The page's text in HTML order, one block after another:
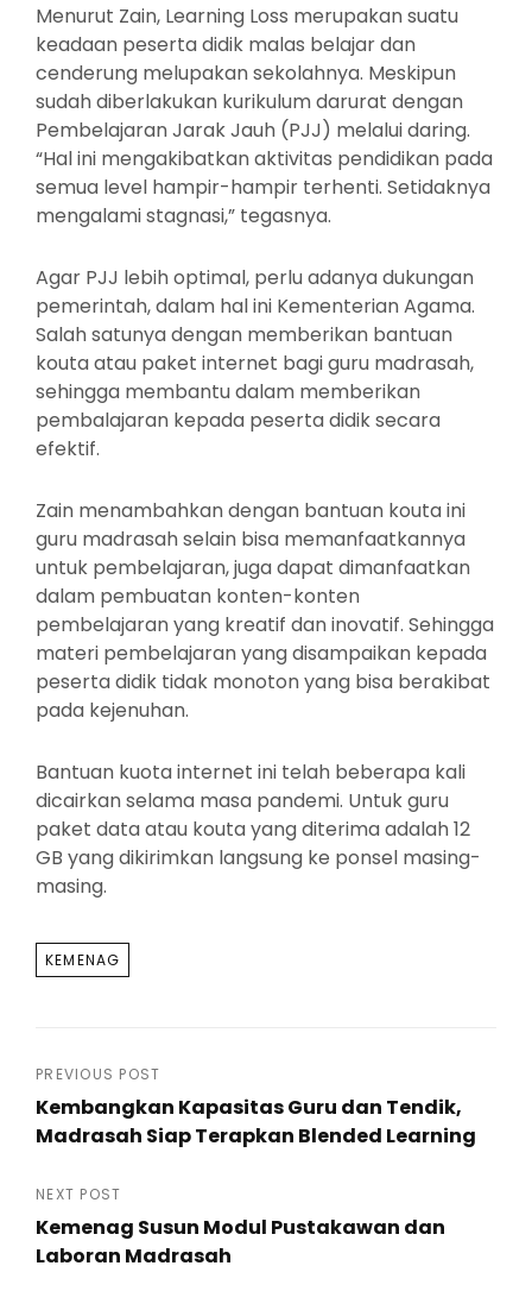
Menurut Zain, Learning Loss merupakan suatu
keadaan peserta didik malas belajar dan
cenderung melupakan sekolahnya. Meskipun
sudah diberlakukan kurikulum darurat dengan
Pembelajaran Jarak Jauh (PJJ) melalui daring.
“Hal ini mengakibatkan aktivitas pendidikan pada
semua level hampir-hampir terhenti. Setidaknya
mengalami stagnasi,” tegasnya.
Agar PJJ lebih optimal, perlu adanya dukungan
pemerintah, dalam hal ini Kementerian Agama.
Salah satunya dengan memberikan bantuan
kouta atau paket internet bagi guru madrasah,
sehingga membantu dalam memberikan
pembalajaran kepada peserta didik secara
efektif.
Zain menambahkan dengan bantuan kouta ini
guru madrasah selain bisa memanfaatkannya
untuk pembelajaran, juga dapat dimanfaatkan
dalam pembuatan konten-konten
pembelajaran yang kreatif dan inovatif. Sehingga
materi pembelajaran yang disampaikan kepada
peserta didik tidak monoton yang bisa berakibat
pada kejenuhan.
Bantuan kuota internet ini telah beberapa kali
dicairkan selama masa pandemi. Untuk guru
paket data atau kouta yang diterima adalah 12
GB yang dikirimkan langsung ke ponsel masing-
masing.
TAGS
KEMENAG
Post
navigation
PREVIOUS POST
Kembangkan Kapasitas Guru dan Tendik,
Madrasah Siap Terapkan Blended Learning
Post
NEXT POST
Kemenag Susun Modul Pustakawan dan
Laboran Madrasah